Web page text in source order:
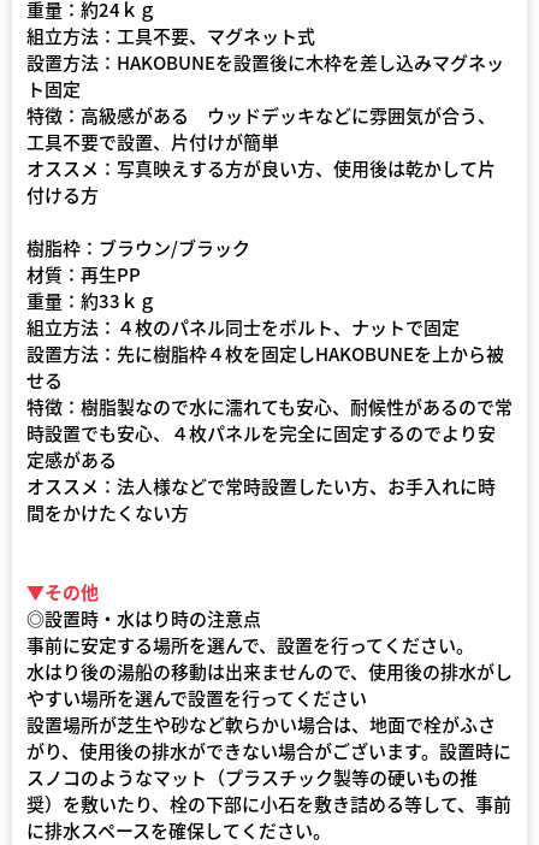
重量：約24ｋｇ
組立方法：工具不要、マグネット式
設置方法：HAKOBUNEを設置後に木枠を差し込みマグネッ
ト固定
特徴：高級感がある ウッドデッキなどに雰囲気が合う、
工具不要で設置、片付けが簡単
オススメ：写真映えする方が良い方、使用後は乾かして片
付ける方
樹脂枠：ブラウン/ブラック
材質：再生PP
重量：約33ｋｇ
組立方法：４枚のパネル同士をボルト、ナットで固定
設置方法：先に樹脂枠４枚を固定しHAKOBUNEを上から被
せる
特徴：樹脂製なので水に濡れても安心、耐候性があるので常
時設置でも安心、４枚パネルを完全に固定するのでより安
定感がある
オススメ：法人様などで常時設置したい方、お手入れに時
間をかけたくない方
▼その他
◎設置時・水はり時の注意点
事前に安定する場所を選んで、設置を行ってください。
水はり後の湯船の移動は出来ませんので、使用後の排水がし
やすい場所を選んで設置を行ってください
設置場所が芝生や砂など軟らかい場合は、地面で栓がふさ
がり、使用後の排水ができない場合がございます。設置時に
スノコのようなマット（プラスチック製等の硬いもの推
奨）を敷いたり、栓の下部に小石を敷き詰める等して、事前
に排水スペースを確保してください。